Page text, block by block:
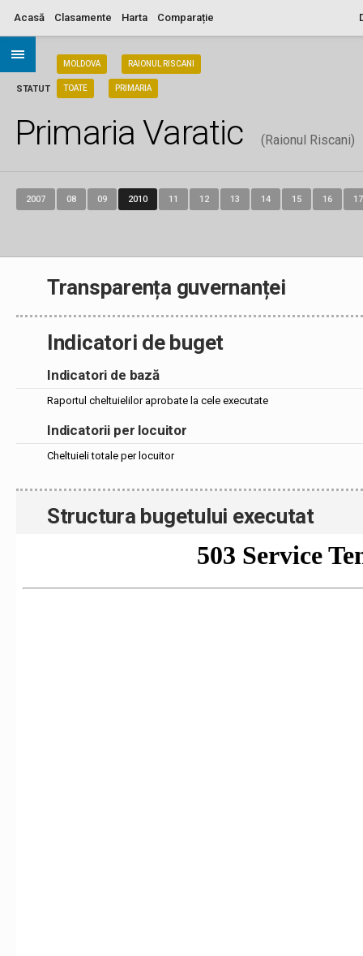
Acasă Clasamente Harta Comparație
STATUT
MOLDOVA RAIONUL RISCANI
TOATE PRIMARIA
Primaria Varatic (Raionul Riscani)
2007 08 09 2010 11 12 13 14 15 16 17
Transparența guvernanței
Indicatori de buget
Indicatori de bază
Raportul cheltuielilor aprobate la cele executate
Indicatorii per locuitor
Cheltuieli totale per locuitor
Structura bugetului executat